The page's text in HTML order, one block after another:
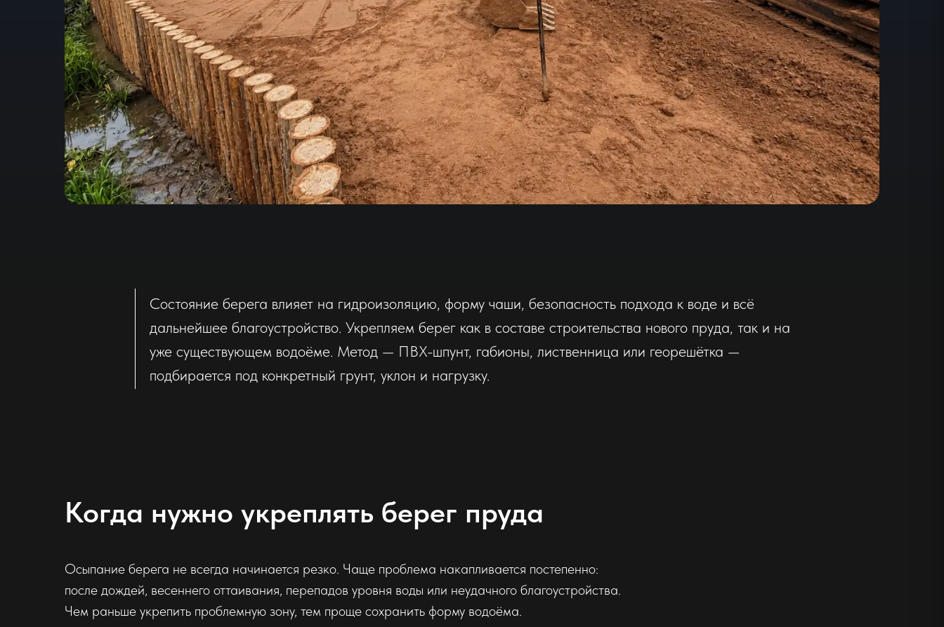
Состояние берега влияет на гидроизоляцию, форму чаши, безопасность подхода к воде и всё
дальнейшее благоустройство. Укрепляем берег как в составе строительства нового пруда, так и на
уже существующем водоёме. Метод — ПВХ-шпунт, габионы, лиственница или георешётка —
подбирается под конкретный грунт, уклон и нагрузку.
Когда нужно укреплять берег пруда
Осыпание берега не всегда начинается резко. Чаще проблема накапливается постепенно:
после дождей, весеннего оттаивания, перепадов уровня воды или неудачного благоустройства.
Чем раньше укрепить проблемную зону, тем проще сохранить форму водоёма.